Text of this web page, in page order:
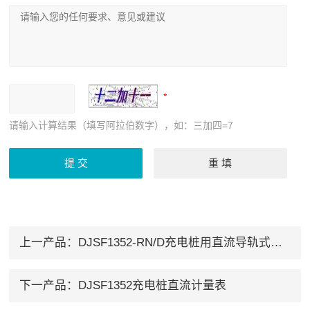
请输入计算结果（填写阿拉伯数字），如：三加四=7
上一产品： DJSF1352-RN/D充电桩用直流导轨式电能表
下一产品： DJSF1352充电桩直流计量表